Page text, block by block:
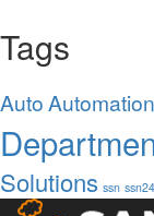
Tags
AutoAutomation
Solutions ssn ssn24